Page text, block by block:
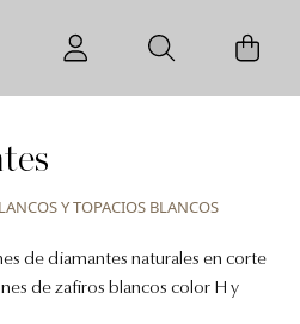
Y TOPACIOS BLANCOS
de diamantes naturales en corte
de zafiros blancos color H y